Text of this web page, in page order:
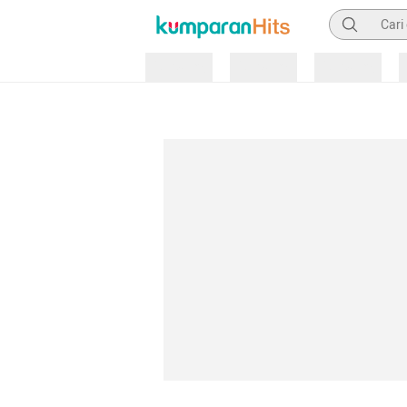
Pencarian